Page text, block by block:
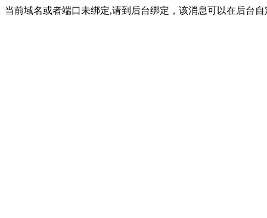
当前域名或者端口未绑定,请到后台绑定，该消息可以在后台自